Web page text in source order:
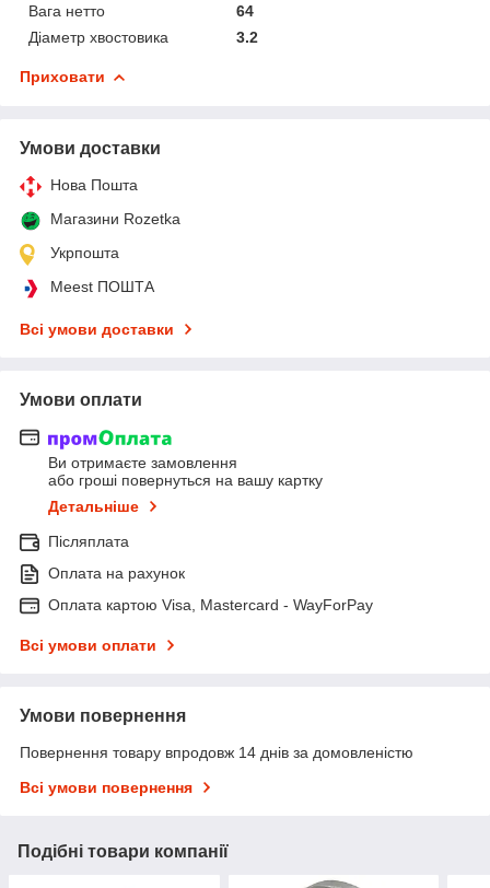
Вага нетто
64
Діаметр хвостовика
3.2
Приховати
Умови доставки
Нова Пошта
Магазини Rozetka
Укрпошта
Meest ПОШТА
Всі умови доставки
Умови оплати
Ви отримаєте замовлення
або гроші повернуться на вашу картку
Детальніше
Післяплата
Оплата на рахунок
Оплата картою Visa, Mastercard - WayForPay
Всі умови оплати
Умови повернення
Повернення товару впродовж 14 днів за домовленістю
Всі умови повернення
Подібні товари компанії